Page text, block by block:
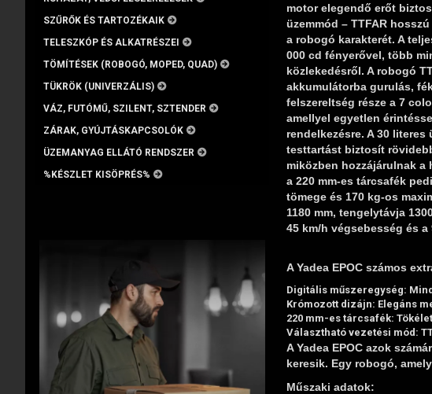
SZŰRŐK ÉS TARTOZÉKAIK
TELESZKÓP ÉS ALKATRÉSZEI
TÖMÍTÉSEK (ROBOGÓ, MOPED, QUAD)
TÜKRÖK (UNIVERZÁLIS)
VÁZ, FUTÓMŰ, SZILENT, SZTENDER
ZÁRAK, GYÚJTÁSKAPCSOLÓK
ÜZEMANYAG ELLÁTÓ RENDSZER
%KÉSZLET KISÖPRÉS%
motor elegendő erőt
üzemmód – TTFAR
a robogó karakterét. A
000 cd fényerővel, több
közlekedésről. A robogó
akkumulátorba gurulás,
felszereltség része a 7
amellyel egyetlen
rendelkezésre. A 30
testtartást biztosít
miközben hozzájárulnak
a 220 mm-es tárcsafék
tömege és 170 kg-os
1180 mm, tengelytávja
45 km/h végsebesség és
A Yadea EPOC számos
Digitális műszeregység:
Krómozott dizájn: Elegáns
220 mm-es tárcsafék:
Választható vezetési mód:
A Yadea EPOC azok
keresik. Egy robogó,
Műszaki adatok: